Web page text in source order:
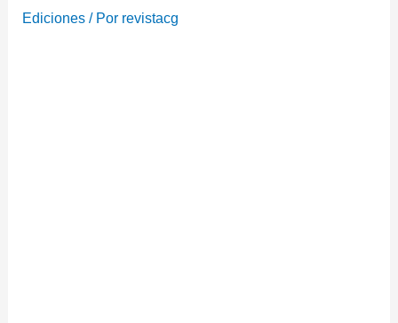
Ediciones / Por revistacg